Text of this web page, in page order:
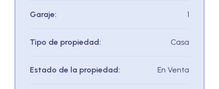
Garaje: 1
Tipo de propiedad: Casa
Estado de la propiedad: En Venta